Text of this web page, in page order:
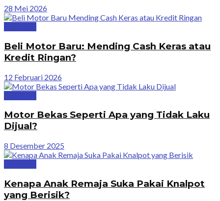
28 Mei 2026
Beli Motor Baru: Mending Cash Keras atau
Kredit Ringan?
12 Februari 2026
Motor Bekas Seperti Apa yang Tidak Laku
Dijual?
8 Desember 2025
Kenapa Anak Remaja Suka Pakai Knalpot
yang Berisik?